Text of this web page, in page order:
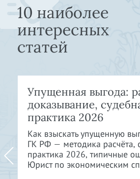
10 наиболее
интересных
статей
Упущенная выгода:
доказывание,
практика 2026
Как взыскать упущенную
ГК РФ — методика расчёта,
практика 2026, типичные
Юрист по экономическим